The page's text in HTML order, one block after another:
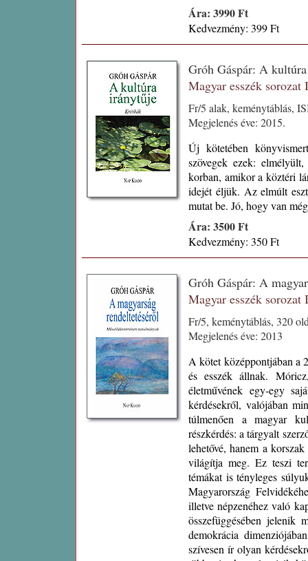
Ára: 3990 Ft
Kedvezmény: 399 Ft
Gróh Gáspár: A
Magyar esszék sorozat
Fr/5 alak, keménytáblás,
Megjelenés éve: 2015.
Új kötetében
szövegek ezek:
korban, amikor a köztéri
idejét éljük. Az elmúlt
mutat be. Jó, hogy van
Ára: 3500 Ft
Kedvezmény: 350 Ft
Gróh Gáspár: A
Magyar esszék sorozat
Fr/5, keménytáblás, 320
Megjelenés éve: 2013
A kötet középpontjában a
és esszék állnak.
életművének egy-egy
kérdésekről, valójában
túlmenően a magyar
részkérdés: a tárgyalt
lehetővé, hanem a
világítja meg. Ez teszi
témákat is tényleges
Magyarország
illetve népzenéhez való
összefüggésében jelenik
demokrácia
szívesen ír olyan